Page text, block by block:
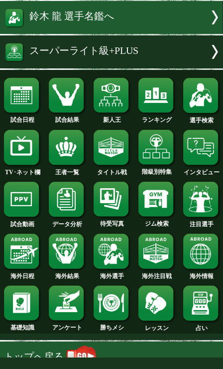
試合速報・勝ち予想結果へ
TALE OF THE TAPE
落合 昭斗 選手名鑑へ
鈴木 龍 選手名鑑へ
スーパーライト級+PLUS
試合日程 試合結果 新人王 ランキング